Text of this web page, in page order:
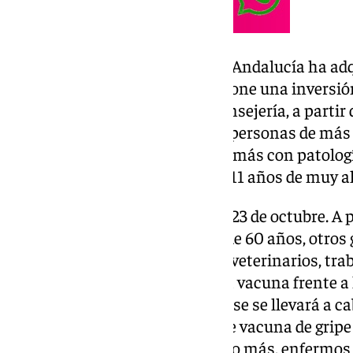
Para esta campaña, la Junta de Andalucía ha
dosis contra la gripe, lo que supone una
cronograma marcado por la Consejería, a
vacunación de gripe y covid las personas de
población infantil de 6 meses o más con
de covid personas de 6 meses a 11 años de muy
La siguiente fase comenzará el 23 de octubre.
doble vacunación los mayores de 60 años,
cuerpos y fuerzas de seguridad, veterinarios,
ganaderos. Además, recibirán la vacuna frente
menores de 5 años. La última fase se llevará a
cuando se administrará la doble vacuna de
hogar con personas de 60 años o más,